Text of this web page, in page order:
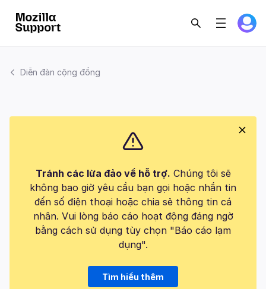
Diễn đàn cộng đồng
Tránh các lừa đảo về hỗ trợ. Chúng tôi sẽ
không bao giờ yêu cầu bạn gọi hoặc nhắn tin
đến số điện thoại hoặc chia sẻ thông tin cá
nhân. Vui lòng báo cáo hoạt động đáng ngờ
bằng cách sử dụng tùy chọn "Báo cáo lạm
dụng".
Tìm hiểu thêm